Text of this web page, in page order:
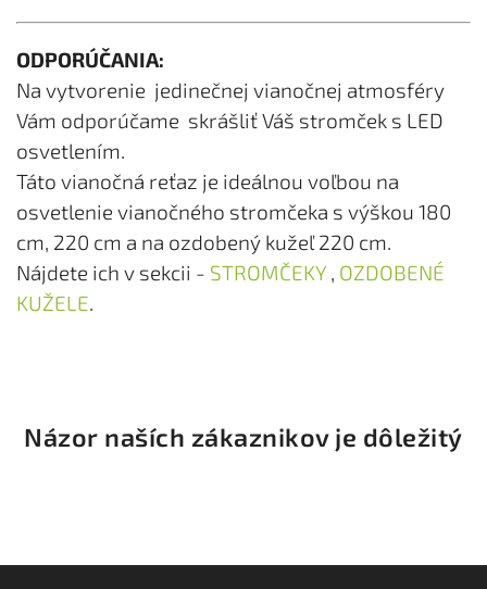
ODPORÚČANIA:
Na vytvorenie jedinečnej vianočnej atmosféry
Vám odporúčame skrášliť Váš stromček s LED
osvetlením.
Táto vianočná reťaz je ideálnou voľbou na
osvetlenie vianočného stromčeka s výškou 180
cm, 220 cm a na ozdobený kužeľ 220 cm.
Nájdete ich v sekcii - STROMČEKY , OZDOBENÉ
KUŽELE.